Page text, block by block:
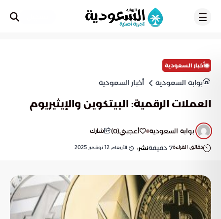
أخبار السعودية
بوابة السعودية أخبار السعودية
العملات الرقمية: البيتكوين والإيثيريوم
بوابة السعودية أعجبني(
0
) شارك
دقائق القراءة7 دقيقةنشر: الأربعاء, 12 نوفمبر 2025